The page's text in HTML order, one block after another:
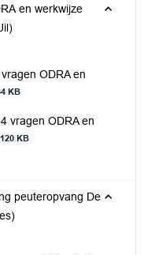
en werkwijze
ODRA en
KB
vragen ODRA en
120 KB
peuteropvang De